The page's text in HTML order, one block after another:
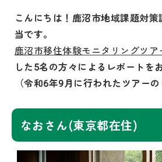
こんにちは！鹿沼市地域課題対
当です。
鹿沼市移住体験モニタリングツア
した5名の方々によるレポートを
（令和6年9月に行われたツアーの
なおさん(東京都在住)